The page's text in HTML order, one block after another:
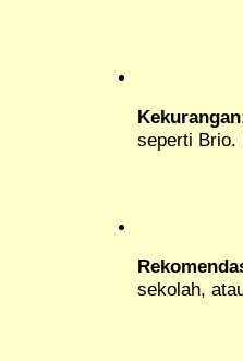
seperti Brio.
sekolah,